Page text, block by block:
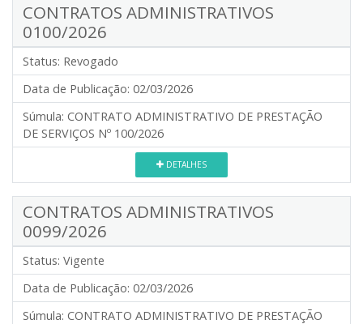
CONTRATOS ADMINISTRATIVOS
0100/2026
Status: Revogado
Data de Publicação: 02/03/2026
Súmula: CONTRATO ADMINISTRATIVO DE PRESTAÇÃO
DE SERVIÇOS Nº 100/2026
DETALHES
CONTRATOS ADMINISTRATIVOS
0099/2026
Status: Vigente
Data de Publicação: 02/03/2026
Súmula: CONTRATO ADMINISTRATIVO DE PRESTAÇÃO